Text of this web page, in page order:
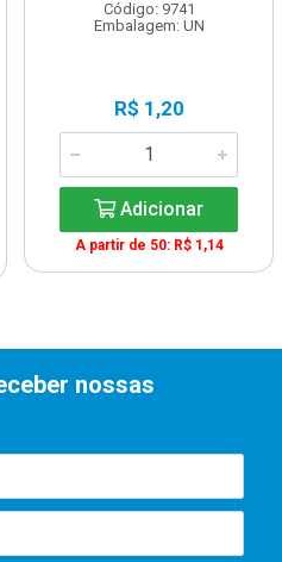
Código: 9741
Embalagem: UN
R$ 1,20
Adicionar
A partir de 50: R$ 1,14
nossas